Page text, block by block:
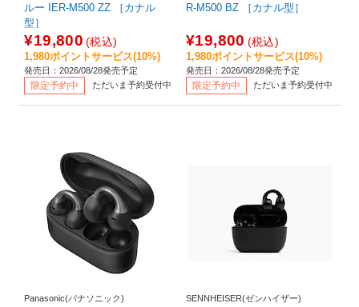
ルー IER-M500 ZZ ［カナル
型］
¥19,800 (税込)
1,980ポイントサービス(10%)
発売日：2026/08/28発売予定
限定予約中 ただいま予約受付中
R-M500 BZ ［カナル型］
¥19,800 (税込)
1,980ポイントサービス(10%)
発売日：2026/08/28発売予定
限定予約中 ただいま予約受付中
Panasonic(パナソニック) SENNHEISER(ゼンハイザー)